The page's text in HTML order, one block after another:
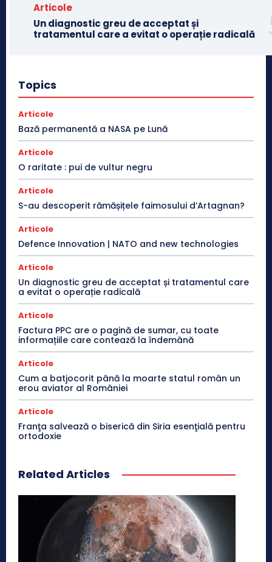
Articole
Un diagnostic greu de acceptat și
tratamentul care a evitat o operație radicală
Topics
Articole
Bază permanentă a NASA pe Lună
Articole
O raritate : pui de vultur negru
Articole
S-au descoperit rămășițele faimosului d’Artagnan?
Articole
Defence Innovation | NATO and new technologies
Articole
Un diagnostic greu de acceptat și tratamentul care
a evitat o operație radicală
Articole
Factura PPC are o pagină de sumar, cu toate
informațiile care contează la îndemână
Articole
Cum a batjocorit până la moarte statul român un
erou aviator al României
Articole
Franţa salvează o biserică din Siria esenţială pentru
ortodoxie
Related Articles